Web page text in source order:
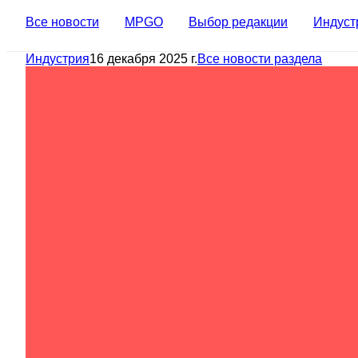
Все новости MPGO Выбор редакции
Индустрия16 декабря 2025 г.Все новости раздела